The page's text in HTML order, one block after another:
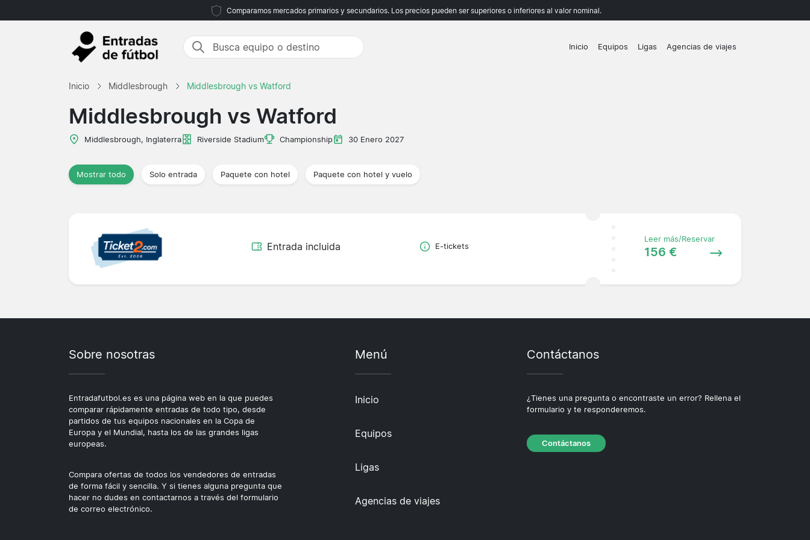
Comparamos mercados primarios y secundarios. Los precios pueden ser superiores o inferiores al valor nominal.
Inicio Equipos Ligas Agencias de viajes
Inicio Middlesbrough Middlesbrough vs Watford
Middlesbrough vs Watford
Middlesbrough, Inglaterra Riverside Stadium Championship 30 Enero 2027
Mostrar todo Solo entrada Paquete con hotel Paquete con hotel y vuelo
Entrada incluida E-tickets
Leer más/Reservar
156 €
Sobre nosotras
Entradafutbol.es es una página web en la que puedes
comparar rápidamente entradas de todo tipo, desde
partidos de tus equipos nacionales en la Copa de
Europa y el Mundial, hasta los de las grandes ligas
europeas.
Compara ofertas de todos los vendedores de entradas
de forma fácil y sencilla. Y si tienes alguna pregunta que
hacer no dudes en contactarnos a través del formulario
de correo electrónico.
Menú
Inicio
Equipos
Ligas
Agencias de viajes
Contáctanos
¿Tienes una pregunta o encontraste un error? Rellena el
formulario y te responderemos.
Contáctanos